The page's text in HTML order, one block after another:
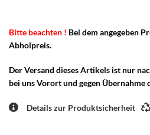
Bitte beachten ! Bei dem angegeben
Abholpreis.
Der Versand dieses Artikels ist nur
bei uns Vorort und gegen Übernahme
Details zur Produktsicherheit